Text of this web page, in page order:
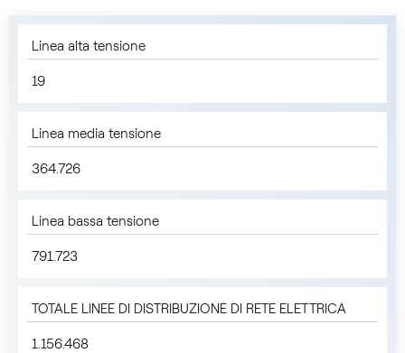
Linea alta tensione
19
Linea media tensione
364.726
Linea bassa tensione
791.723
TOTALE LINEE DI DISTRIBUZIONE DI RETE ELETTRICA
1.156.468